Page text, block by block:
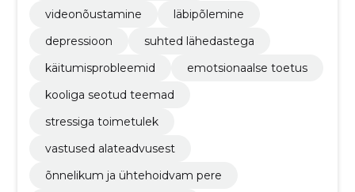
videonõustamine
läbipõlemine
depressioon
suhted lähedastega
käitumisprobleemid
emotsionaalse toetus
kooliga seotud teemad
stressiga toimetulek
vastused alateadvusest
õnnelikum ja ühtehoidvam pere